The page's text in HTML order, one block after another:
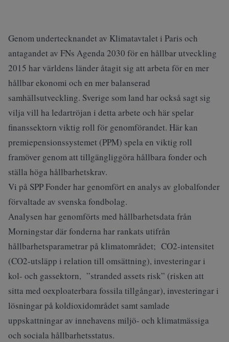
Genom undertecknandet av Klimatavtalet i Paris och
antagandet av FNs Agenda 2030 för en hållbar utveckling
2015 har världens länder åtagit sig att arbeta för en mer
hållbar ekonomi och en mer balanserad
samhällsutveckling. Sverige som land har också sagt sig
vilja vill ha ledartröjan i detta arbete och här spelar
finanssektorn viktig roll för genomförandet. Här kan
premiepensionssystemet (PPM) spela en viktig roll
framöver genom att tillgängliggöra hållbara fonder och
ställa höga hållbarhetskrav.
Vi på SPP Fonder har genomfört en analys av globalfonder
förvaltade av svenska fondbolag.
Analysen har genomförts med hållbarhetsdata från
Morningstar där fonderna har rankats utifrån
hållbarhetsparametrar på klimatområdet; CO2-intensitet
(CO2-utsläpp i relation till omsättning), investeringar i
kol- och gassektorn, ”stranded assets risk” (risken att
sitta med oexploaterbara fossila tillgångar), investeringar i
lösningar på koldioxidområdet samt samlade
uppskattningar av innehavens miljö- och klimatmässiga
och sociala hållbarhetsstatus.